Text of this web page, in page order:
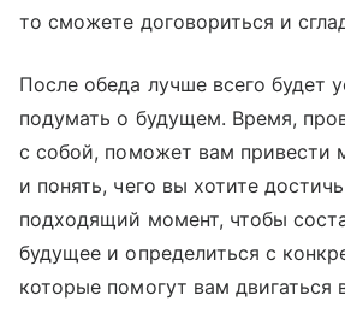
то сможете договориться и
После обеда лучше всего будет
подумать о будущем. Время,
с собой, поможет вам привести
и понять, чего вы хотите
подходящий момент, чтобы
будущее и определиться с
которые помогут вам двигаться